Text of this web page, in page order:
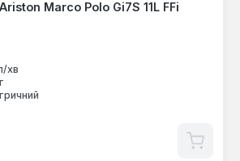
Marco Polo Gi7S 11L FFi
хв